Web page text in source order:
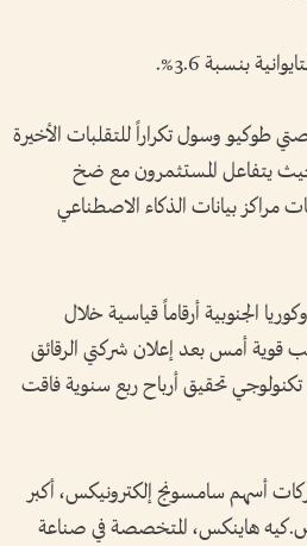
بنسبة 3.6%.
طوكيو وسول تكراراً للتقلبات الأخيرة
حيث يتفاعل المستثمرون مع ضخ
بيانات الذكاء الاصطناعي
الجنوبية أرقاماً قياسية خلال
قوية أمس بعد إعلان شركتي الرقائق
تكنولوجي تحقيق أرباح ربع سنوية فاقت
أسهم سامسونج إلكترونيكس، أكبر
هاينكس، المتخصصة في صناعة